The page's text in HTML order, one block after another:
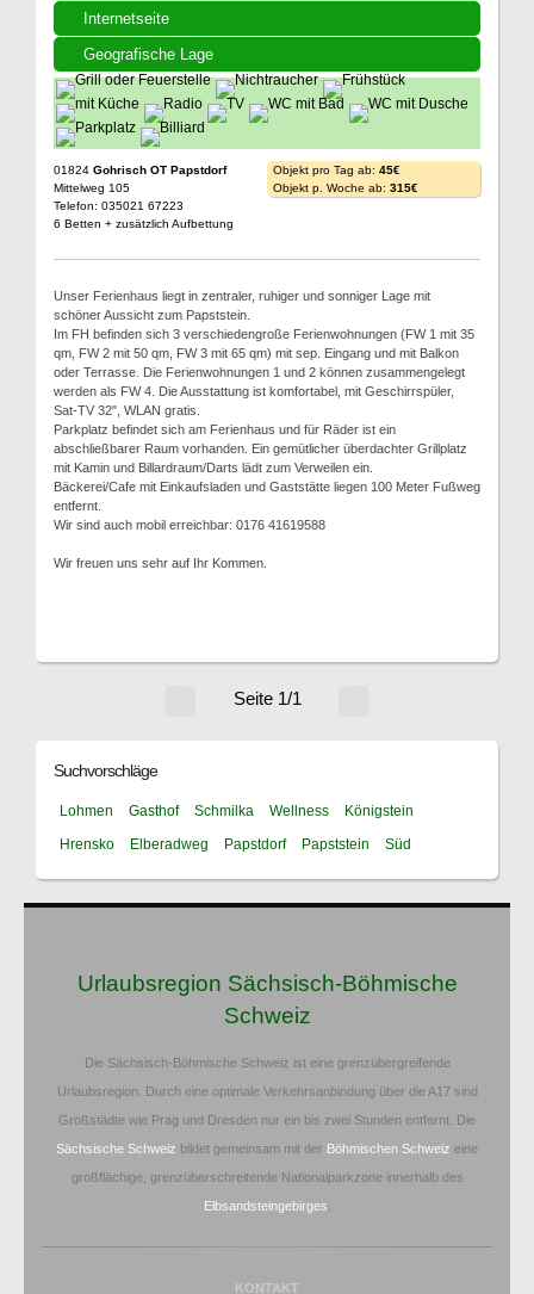
Internetseite
Geografische Lage
01824 Gohrisch OT Papstdorf
Mittelweg 105
Telefon: 035021 67223
6 Betten + zusätzlich Aufbettung
Objekt pro Tag ab: 45€
Objekt p. Woche ab: 315€
Unser Ferienhaus liegt in zentraler, ruhiger und sonniger Lage mit
schöner Aussicht zum Papststein.
Im FH befinden sich 3 verschiedengroße Ferienwohnungen (FW 1 mit 35
qm, FW 2 mit 50 qm, FW 3 mit 65 qm) mit sep. Eingang und mit Balkon
oder Terrasse. Die Ferienwohnungen 1 und 2 können zusammengelegt
werden als FW 4. Die Ausstattung ist komfortabel, mit Geschirrspüler,
Sat-TV 32", WLAN gratis.
Parkplatz befindet sich am Ferienhaus und für Räder ist ein
abschließbarer Raum vorhanden. Ein gemütlicher überdachter Grillplatz
mit Kamin und Billardraum/Darts lädt zum Verweilen ein.
Bäckerei/Cafe mit Einkaufsladen und Gaststätte liegen 100 Meter Fußweg
entfernt.
Wir sind auch mobil erreichbar: 0176 41619588
Wir freuen uns sehr auf Ihr Kommen.
Seite 1/1
Suchvorschläge
Lohmen Gasthof Schmilka Wellness
Königstein
Hrensko
Elberadweg Papstdorf Papststein Süd
Urlaubsregion Sächsisch-Böhmische
Schweiz
Die Sächsisch-Böhmische Schweiz ist eine grenzübergreifende
Urlaubsregion. Durch eine optimale Verkehrsanbindung über die A17 sind
Großstädte wie Prag und Dresden nur ein bis zwei Stunden entfernt. Die
Sächsische Schweiz bildet gemeinsam mit der Böhmischen Schweiz eine
großflächige, grenzüberschreitende Nationalparkzone innerhalb des
Elbsandsteingebirges
KONTAKT